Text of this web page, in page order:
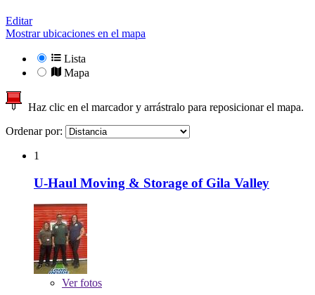
Editar
Mostrar ubicaciones en el mapa
Lista
Mapa
Haz clic en el marcador y arrástralo para reposicionar el mapa.
Ordenar por:
1
U-Haul Moving & Storage of Gila Valley
Verfotos